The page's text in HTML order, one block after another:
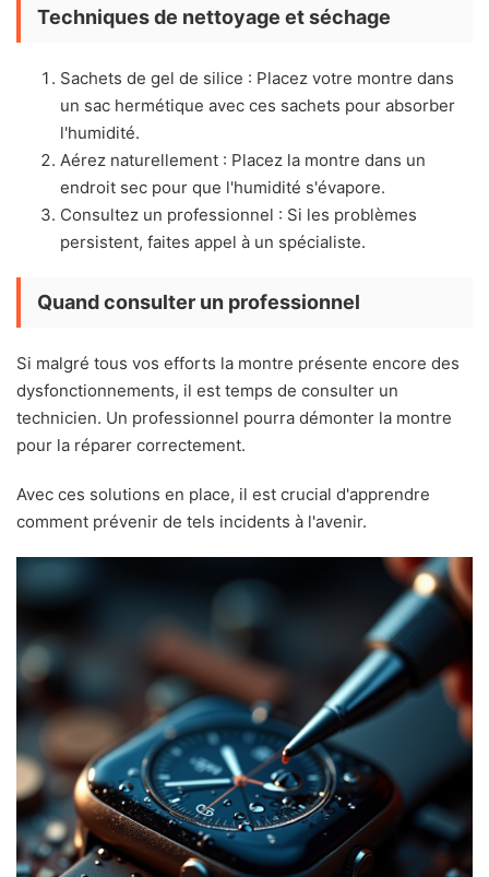
Techniques de nettoyage et séchage
Sachets de gel de silice : Placez votre montre dans
un sac hermétique avec ces sachets pour absorber
l'humidité.
Aérez naturellement : Placez la montre dans un
endroit sec pour que l'humidité s'évapore.
Consultez un professionnel : Si les problèmes
persistent, faites appel à un spécialiste.
Quand consulter un professionnel
Si malgré tous vos efforts la montre présente encore des
dysfonctionnements, il est temps de consulter un
technicien. Un professionnel pourra démonter la montre
pour la réparer correctement.
Avec ces solutions en place, il est crucial d'apprendre
comment prévenir de tels incidents à l'avenir.